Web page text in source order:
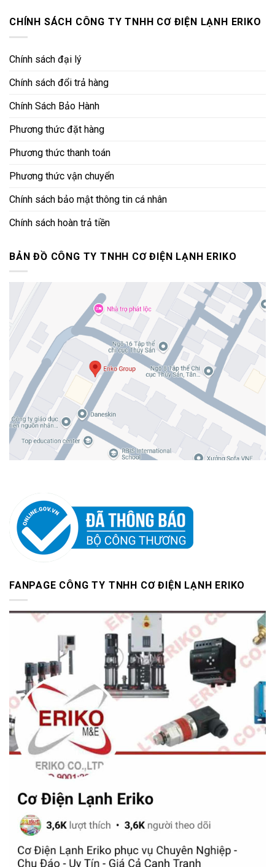
CHÍNH SÁCH CÔNG TY TNHH CƠ ĐIỆN LẠNH ERIKO
Chính sách đại lý
Chính sách đổi trả hàng
Chính Sách Bảo Hành
Phương thức đặt hàng
Phương thức thanh toán
Phương thức vận chuyển
Chính sách bảo mật thông tin cá nhân
Chính sách hoàn trả tiền
BẢN ĐỒ CÔNG TY TNHH CƠ ĐIỆN LẠNH ERIKO
FANPAGE CÔNG TY TNHH CƠ ĐIỆN LẠNH ERIKO